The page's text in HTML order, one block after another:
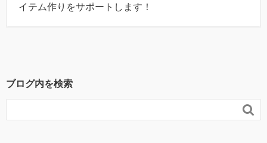
イテム作りをサポートします！
ブログ内を検索
